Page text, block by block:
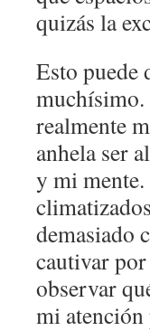
quizás la
Esto puede
muchísimo.
realmente
anhela ser
y mi mente.
demasiado
cautivar
observar
mi